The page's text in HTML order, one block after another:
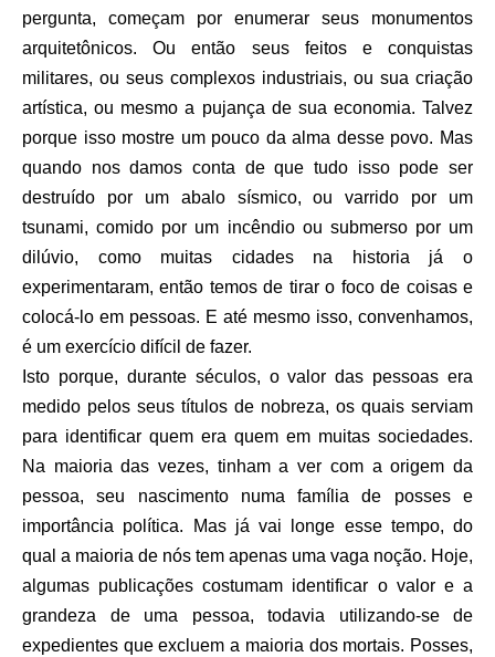
pergunta, começam por enumerar seus monumentos
arquitetônicos. Ou então seus feitos e conquistas
militares, ou seus complexos industriais, ou sua criação
artística, ou mesmo a pujança de sua economia. Talvez
porque isso mostre um pouco da alma desse povo. Mas
quando nos damos conta de que tudo isso pode ser
destruído por um abalo sísmico, ou varrido por um
tsunami, comido por um incêndio ou submerso por um
dilúvio, como muitas cidades na historia já o
experimentaram, então temos de tirar o foco de coisas e
colocá-lo em pessoas. E até mesmo isso, convenhamos,
é um exercício difícil de fazer.
Isto porque, durante séculos, o valor das pessoas era
medido pelos seus títulos de nobreza, os quais serviam
para identificar quem era quem em muitas sociedades.
Na maioria das vezes, tinham a ver com a origem da
pessoa, seu nascimento numa família de posses e
importância política. Mas já vai longe esse tempo, do
qual a maioria de nós tem apenas uma vaga noção. Hoje,
algumas publicações costumam identificar o valor e a
grandeza de uma pessoa, todavia utilizando-se de
expedientes que excluem a maioria dos mortais. Posses,